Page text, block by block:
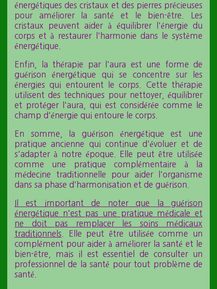
énergétiques des cristaux et des pierres précieuses
pour améliorer la santé et le bien-être. Les
cristaux peuvent aider à équilibrer l'énergie du
corps et à restaurer l'harmonie dans le système
énergétique.
Enfin, la thérapie par l'aura est une forme de
guérison énergétique qui se concentre sur les
énergies qui entourent le corps. Cette thérapie
utilisent des techniques pour nettoyer, équilibrer
et protéger l'aura, qui est considérée comme le
champ d'énergie qui entoure le corps.
En somme, la guérison énergétique est une
pratique ancienne qui continue d'évoluer et de
s'adapter à notre époque. Elle peut être utilisée
comme une pratique complémentaire à la
médecine traditionnelle pour aider l'organisme
dans sa phase d'harmonisation et de guérison.
Il est important de noter que la guérison
énergétique n'est pas une pratique médicale et
ne doit pas remplacer les soins médicaux
traditionnels . Elle peut être utilisée comme un
complément pour aider à améliorer la santé et le
bien-être, mais il est essentiel de consulter un
professionnel de la santé pour tout problème de
santé.